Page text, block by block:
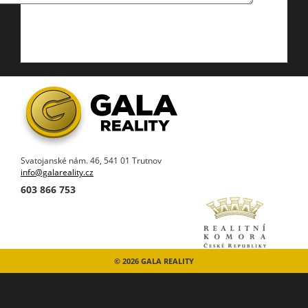
Svatojanské nám. 46, 541 01 Trutnov
info@galareality.cz
603 866 753
© 2026 GALA REALITY